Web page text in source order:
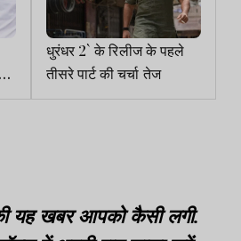
धुरंधर 2` के रिलीज के पहले
तीसरे पार्ट की चर्चा तेज
यह खबर आपको कैसी लगी.